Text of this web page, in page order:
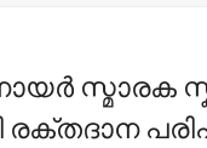
നായർ